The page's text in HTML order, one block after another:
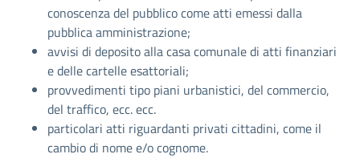
conoscenza del pubblico come atti emessi dalla
pubblica amministrazione;
avvisi di deposito alla casa comunale di atti finanziari
e delle cartelle esattoriali;
provvedimenti tipo piani urbanistici, del commercio,
del traffico, ecc. ecc.
particolari atti riguardanti privati cittadini, come il
cambio di nome e/o cognome.